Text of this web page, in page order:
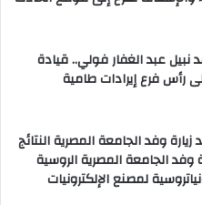
عبد الغفار فولي.. قيادة
رأس فرع إيرادات طامية
زيارة وفد الجامعة المصرية النتائج
وفد الجامعة المصرية الروسية
لمصنع الإلكترونيات